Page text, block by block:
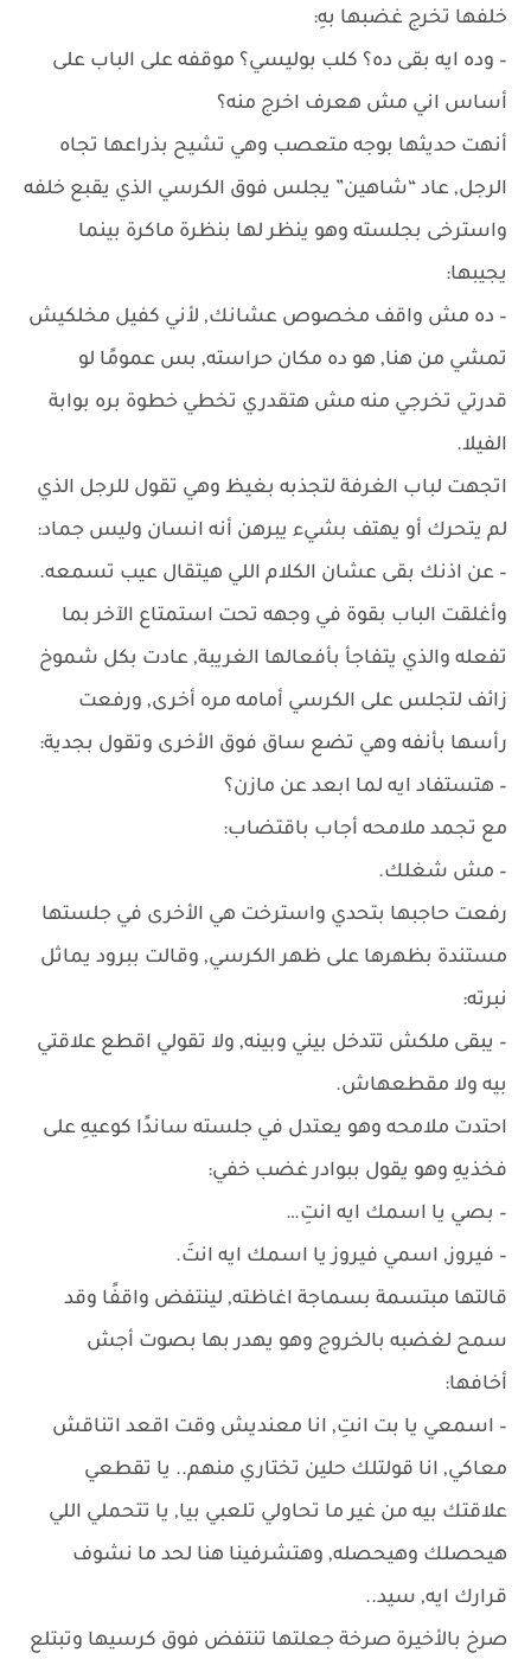
خلفها تخرج غضبها بهِ:
– وده ايه بقى ده؟ كلب بوليسي؟ موقفه على الباب على
أساس اني مش هعرف اخرج منه؟
أنهت حديثها بوجه متعصب وهي تشيح بذراعها تجاه
الرجل, عاد “شاهين” يجلس فوق الكرسي الذي يقبع خلفه
واسترخى بجلسته وهو ينظر لها بنظرة ماكرة بينما
يجيبها:
– ده مش واقف مخصوص عشانك, لأني كفيل مخلكيش
تمشي من هنا, هو ده مكان حراسته, بس عمومًا لو
قدرتي تخرجي منه مش هتقدري تخطي خطوة بره بوابة
الفيلا.
اتجهت لباب الغرفة لتجذبه بغيظ وهي تقول للرجل الذي
لم يتحرك أو يهتف بشيء يبرهن أنه انسان وليس جماد:
– عن اذنك بقى عشان الكلام اللي هيتقال عيب تسمعه.
وأغلقت الباب بقوة في وجهه تحت استمتاع الآخر بما
تفعله والذي يتفاجأ بأفعالها الغريبة, عادت بكل شموخ
زائف لتجلس على الكرسي أمامه مره أخرى, ورفعت
رأسها بأنفه وهي تضع ساق فوق الأخرى وتقول بجدية:
– هتستفاد ايه لما ابعد عن مازن؟
مع تجمد ملامحه أجاب باقتضاب:
– مش شغلك.
رفعت حاجبها بتحدي واسترخت هي الأخرى في جلستها
مستندة بظهرها على ظهر الكرسي, وقالت ببرود يماثل
نبرته:
– يبقى ملكش تتدخل بيني وبينه, ولا تقولي اقطع علاقتي
بيه ولا مقطعهاش.
احتدت ملامحه وهو يعتدل في جلسته ساندًا كوعيهِ على
فخذيهِ وهو يقول ببوادر غضب خفي:
– بصي يا اسمك ايه انتِ…
– فيروز, اسمي فيروز يا اسمك ايه انتَ.
قالتها مبتسمة بسماجة اغاظته, لينتفض واقفًا وقد
سمح لغضبه بالخروج وهو يهدر بها بصوت أجش
أخافها:
– اسمعي يا بت انتِ, انا معنديش وقت اقعد اتناقش
معاكي, انا قولتلك حلين تختاري منهم.. يا تقطعي
علاقتك بيه من غير ما تحاولي تلعبي بيا, يا تتحملي اللي
هيحصلك وهيحصله, وهتشرفينا هنا لحد ما نشوف
قرارك ايه, سيد..
صرخ بالأخيرة صرخة جعلتها تنتفض فوق كرسيها وتبتلع